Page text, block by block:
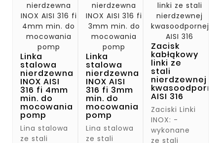
Linka
stalowa
nierdzewna
INOX AISI
316 fi 4mm
min. do
mocowania
pomp
Lina stalowa
ze stali
Linka
stalowa
nierdzewna
INOX AISI
316 fi 3mm
min. do
mocowania
pomp
Lina stalowa
ze stali
Zacisk
kabłąkowy
linki ze
stali
nierdzewnej
kwasoodpornej
AISI 316
Zaciski Linki
INOX: -
wykonane
ze stali